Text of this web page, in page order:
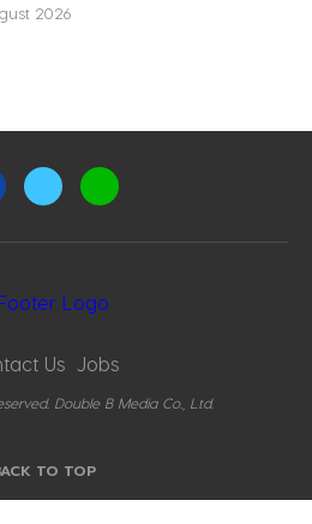
2026
Us Jobs
Double B Media Co., Ltd.
TO TOP